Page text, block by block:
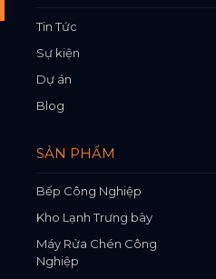
Tin Tức
Sự kiện
Dự án
Blog
SẢN PHẨM
Bếp Công Nghiệp
Kho Lạnh Trưng bày
Máy Rửa Chén Công
Nghiệp